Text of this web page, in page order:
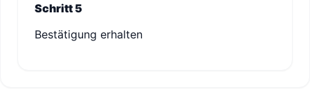
Schritt 5
Bestätigung erhalten